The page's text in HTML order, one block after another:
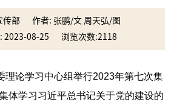
传部
作者: 张鹏/文 周天弘/图
2023-08-25
浏览次数:2118
理论学习中心组举行2023年第七次集
体学习习近平总书记关于党的建设的